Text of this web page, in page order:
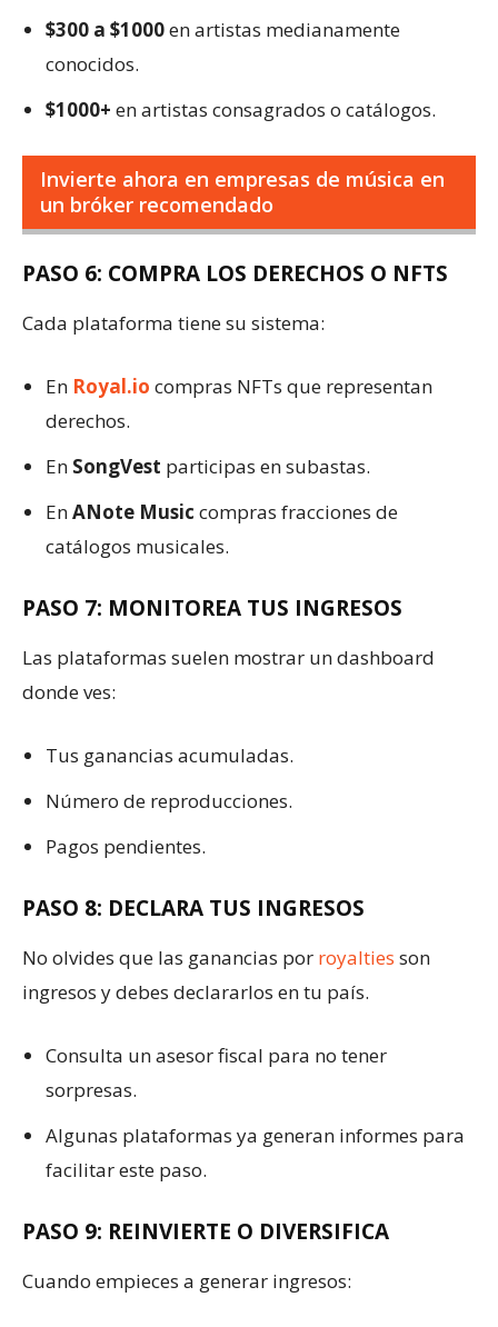
$300 a $1000en artistas medianamente
conocidos.
$1000+ en artistas consagrados o catálogos.
Invierte ahora en empresas de música en
un bróker recomendado
PASO 6: COMPRA LOS DERECHOS O NFTS
Cada plataforma tiene su sistema:
En Royal.io compras NFTs que representan
derechos.
En SongVest participas en subastas.
EnANote Music compras fracciones de
catálogos musicales.
PASO 7: MONITOREA TUS INGRESOS
Las plataformas suelen mostrar un dashboard
donde ves:
Tus ganancias acumuladas.
Número de reproducciones.
Pagos pendientes.
PASO 8: DECLARA TUS INGRESOS
No olvides que las ganancias por royalties son
ingresos y debes declararlos en tu país.
Consulta un asesor fiscal para no tener
sorpresas.
Algunas plataformas ya generan informes para
facilitar este paso.
PASO 9: REINVIERTE O DIVERSIFICA
Cuando empieces a generar ingresos: